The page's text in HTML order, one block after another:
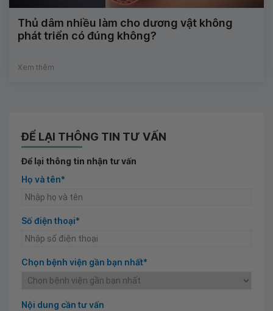
Thủ dâm nhiều làm cho dương vật không
phát triển có đúng không?
Xem thêm
ĐỂ LẠI THÔNG TIN TƯ VẤN
Để lại thông tin nhận tư vấn
Họ và tên*
Số điện thoại*
Chọn bệnh viện gần bạn nhất*
Nội dung cần tư vấn